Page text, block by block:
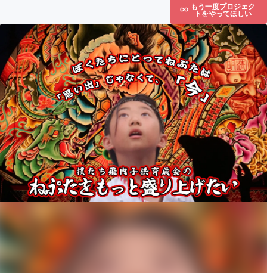
もう一度プロジェク
トをやってほしい